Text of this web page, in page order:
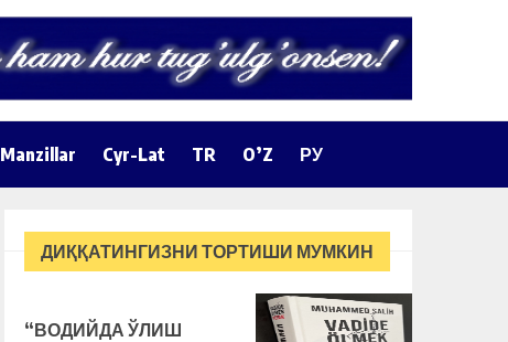
Manzillar Cyr-Lat TR O’Z РУ
ДИҚҚАТИНГИЗНИ ТОРТИШИ МУМКИН
“ВОДИЙДА ЎЛИШ